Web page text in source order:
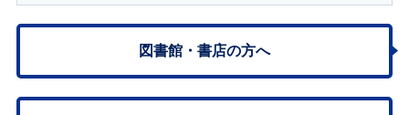
図書館・書店の方へ